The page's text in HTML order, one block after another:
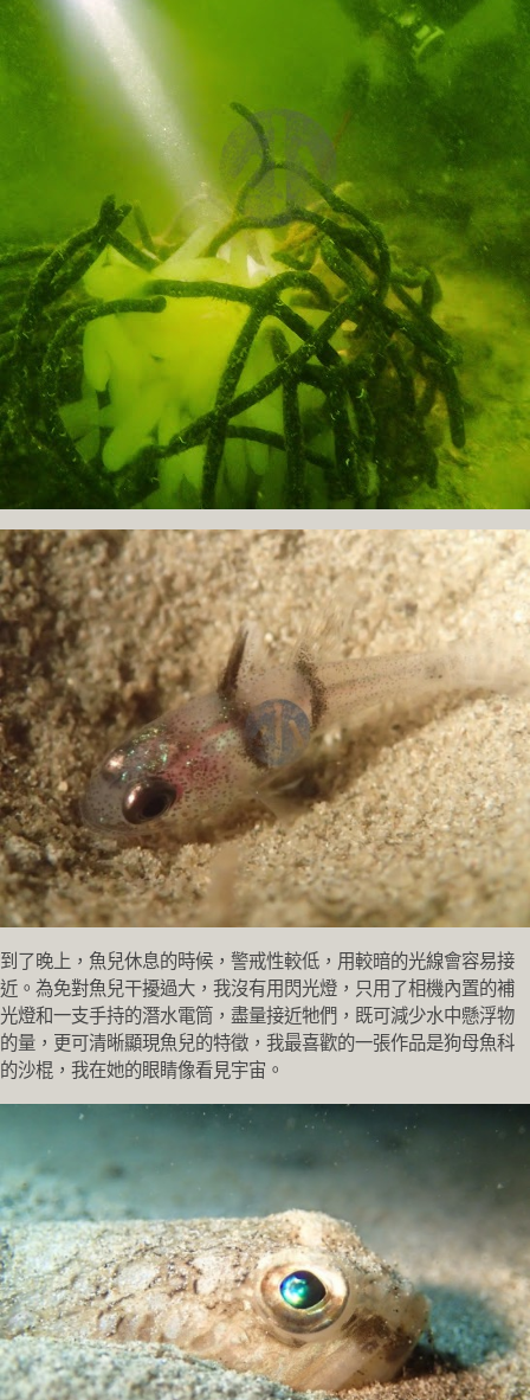
到了晚上，魚兒休息的時候，警戒性較低，用較暗的光線會容易接
近。為免對魚兒干擾過大，我沒有用閃光燈，只用了相機內置的補
光燈和一支手持的潛水電筒，盡量接近牠們，既可減少水中懸浮物
的量，更可清晰顯現魚兒的特徵，我最喜歡的一張作品是狗母魚科
的沙棍，我在她的眼睛像看見宇宙。